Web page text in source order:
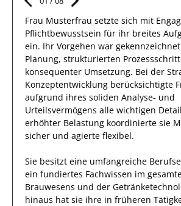
Frau Musterfrau setzte sich mit
Pflichtbewusstsein für ihr breites
ein. Ihr Vorgehen war
Planung, strukturierten
konsequenter Umsetzung. Bei der
Konzeptentwicklung berücksichtigte
aufgrund ihres soliden Analyse- und
Urteilsvermögens alle wichtigen
erhöhter Belastung koordinierte sie
sicher und agierte flexibel.
Sie besitzt eine umfangreiche
ein fundiertes Fachwissen im
Brauwesens und der
hinaus hat sie ihre in früheren